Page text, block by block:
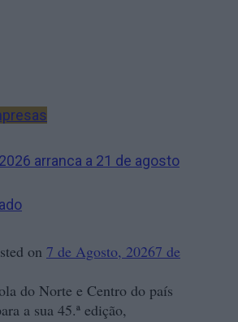
arranca a 21 de agosto
on 7 de Agosto, 20267 de
do Norte e Centro do país
a sua 45.ª edição,